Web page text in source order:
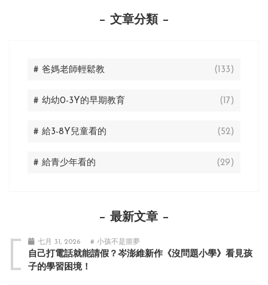
文章分類
# 爸媽老師輕鬆教 (133)
# 幼幼0-3Y的早期教育 (17)
# 給3-8Y兒童看的 (52)
# 給青少年看的 (29)
最新文章
七月 31, 2026 # 小孩不是噩夢
自己打電話就能請假？岑澎維新作《沒問題小學》看見孩
子的學習困境！